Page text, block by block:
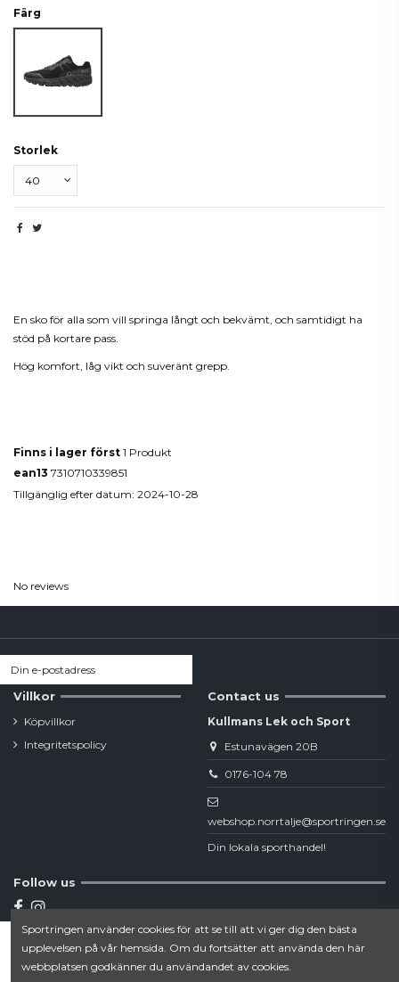
Färg
Storlek
Lägg till i varukorgen
En sko för alla som vill springa långt och bekvämt, och samtidigt ha
stöd på kortare pass.
Hög komfort, låg vikt och suveränt grepp.
Finns i lager först 1 Produkt
ean13 7310710339851
Tillgänglig efter datum: 2024-10-28
No reviews
Villkor
Köpvillkor
Integritetspolicy
Contact us
Kullmans Lek och Sport
Estunavägen 20B
0176-104 78
webshop.norrtalje@sportringen.se
Din lokala sporthandel!
Follow us
Newsletter
Sportringen använder cookies för att se till att vi ger dig den bästa
upplevelsen på vår hemsida. Om du fortsätter att använda den här
webbplatsen godkänner du användandet av cookies.